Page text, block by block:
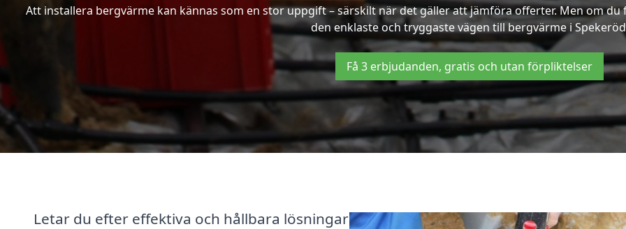
Att installera bergvärme kan kännas som en stor uppgift – särskilt när det gäller att jämföra offerter. Men om
den enklaste och tryggaste vägen till bergvärme i
Få 3 erbjudanden, gratis och utan förpliktelser
Letar du efter effektiva och hållbara lösningar